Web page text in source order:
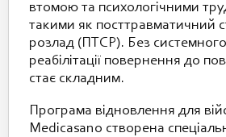
втомою та психологічними
такими як посттравматичний
розлад (ПТСР). Без
реабілітації повернення до
стає складним.
Програма відновлення для
Medicasano створена